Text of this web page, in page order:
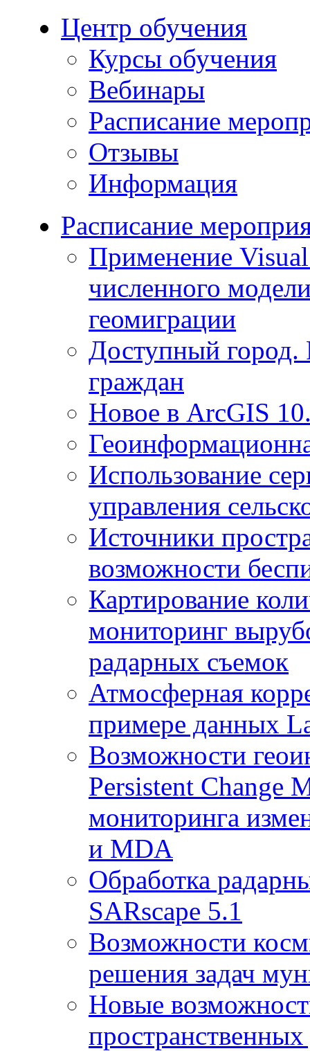
Центр обучения
Курсы обучения
Вебинары
Расписание
Отзывы
Информация
Расписание
Применение
численного
геомиграции
Доступный
граждан
Новое в ArcGIS
Использование
управления
Источники
возможности
Картирование
мониторинг
радарных съемок
Атмосферная
примере данных
Возможности
Persistent Change
мониторинга
и MDA
Обработка
SARscape 5.1
Возможности
решения задач
Новые